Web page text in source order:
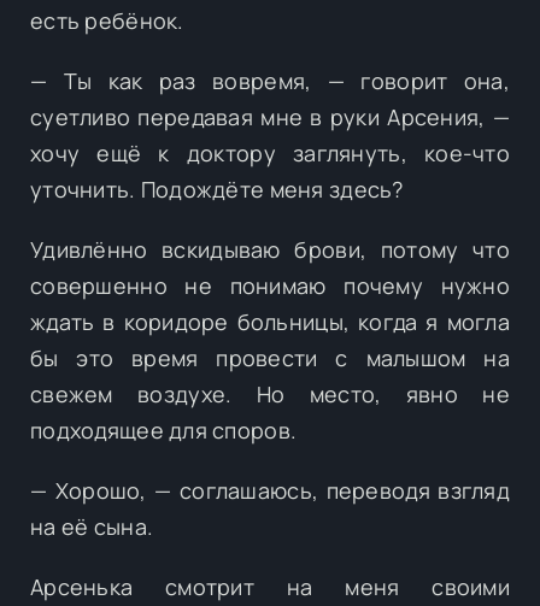
есть ребёнок.
— Ты как раз вовремя, — говорит она,
суетливо передавая мне в руки Арсения, —
хочу ещё к доктору заглянуть, кое-что
уточнить. Подождёте меня здесь?
Удивлённо вскидываю брови, потому что
совершенно не понимаю почему нужно
ждать в коридоре больницы, когда я могла
бы это время провести с малышом на
свежем воздухе. Но место, явно не
подходящее для споров.
— Хорошо, — соглашаюсь, переводя взгляд
на её сына.
Арсенька смотрит на меня своими